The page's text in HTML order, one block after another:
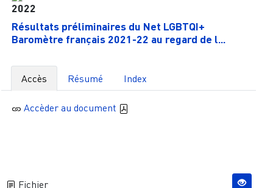
2022
Résultats préliminaires du Net LGBTQI+
Baromètre français 2021-22 au regard de l...
Accès Résumé Index
Accèder au document
Fichier